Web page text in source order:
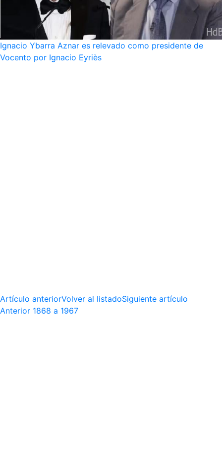
Ignacio Ybarra Aznar es relevado como presidente de
Vocento por Ignacio Eyriès
Artículo anteriorVolver al listadoSiguiente artículo
Anterior 1868 a 1967